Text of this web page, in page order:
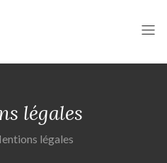
légales
légales